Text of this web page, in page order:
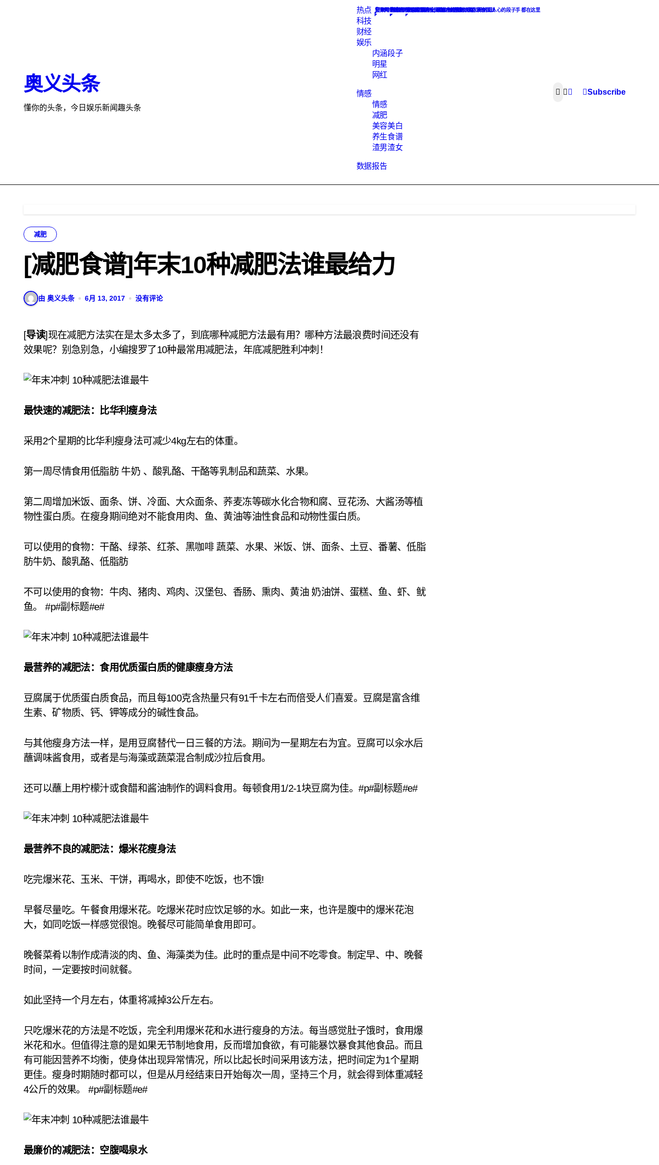
奥义头条
懂你的头条，今日娱乐新闻趣头条
热点 搜集网络热点新闻, 为您解析热点麻辣话题
科技
汇聚知识的地方
财经
娱乐
内涵段子
最hot的段子，最撩人的撩妹攻略和最挑逗人心的段子手 都在这里
明星
网红
网红
情感
Constellation
情感
减肥
美容美白
养生食谱
素食菜谱大全, 素食主义者的天堂. 素食做法
渣男渣女
渣男语录渣女头像，渣男渣女集合
数据报告
数据报告下载
Subscribe
减肥
[减肥食谱]年末10种减肥法谁最给力
由 奥义头条 6月 13, 2017 没有评论
[ 导读]现在减肥方法实在是太多太多了，到底哪种减肥方法最有用？哪种方法最浪费时间还没有
效果呢？别急别急，小编搜罗了10种最常用减肥法，年底减肥胜利冲刺！
最快速的减肥法：比华利瘦身法
采用2个星期的比华利瘦身法可减少4kg左右的体重。
第一周尽情食用低脂肪 牛奶 、酸乳酪、干酪等乳制品和蔬菜、水果。
第二周增加米饭、面条、饼、冷面、大众面条、荞麦冻等碳水化合物和腐、豆花汤、大酱汤等植
物性蛋白质。在瘦身期间绝对不能食用肉、鱼、黄油等油性食品和动物性蛋白质。
可以使用的食物：干酪、绿茶、红茶、黑咖啡 蔬菜、水果、米饭、饼、面条、土豆、番薯、低脂
肪牛奶、酸乳酪、低脂肪
不可以使用的食物：牛肉、猪肉、鸡肉、汉堡包、香肠、熏肉、黄油 奶油饼、蛋糕、鱼、虾、鱿
鱼。 #p#副标题#e#
最营养的减肥法：食用优质蛋白质的健康瘦身方法
豆腐属于优质蛋白质食品，而且每100克含热量只有91千卡左右而倍受人们喜爱。豆腐是富含维
生素、矿物质、钙、钾等成分的碱性食品。
与其他瘦身方法一样，是用豆腐替代一日三餐的方法。期间为一星期左右为宜。豆腐可以汆水后
蘸调味酱食用，或者是与海藻或蔬菜混合制成沙拉后食用。
还可以蘸上用柠檬汁或食醋和酱油制作的调料食用。每顿食用1/2-1块豆腐为佳。#p#副标题#e#
最营养不良的减肥法：爆米花瘦身法
吃完爆米花、玉米、干饼，再喝水，即使不吃饭，也不饿!
早餐尽量吃。午餐食用爆米花。吃爆米花时应饮足够的水。如此一来，也许是腹中的爆米花泡
大，如同吃饭一样感觉很饱。晚餐尽可能简单食用即可。
晚餐菜肴以制作成清淡的肉、鱼、海藻类为佳。此时的重点是中间不吃零食。制定早、中、晚餐
时间，一定要按时间就餐。
如此坚持一个月左右，体重将减掉3公斤左右。
只吃爆米花的方法是不吃饭，完全利用爆米花和水进行瘦身的方法。每当感觉肚子饿时，食用爆
米花和水。但值得注意的是如果无节制地食用，反而增加食欲，有可能暴饮暴食其他食品。而且
有可能因营养不均衡，使身体出现异常情况，所以比起长时间采用该方法，把时间定为1个星期
更佳。瘦身时期随时都可以，但是从月经结束日开始每次一周，坚持三个月，就会得到体重减轻
4公斤的效果。 #p#副标题#e#
最廉价的减肥法：空腹喝泉水